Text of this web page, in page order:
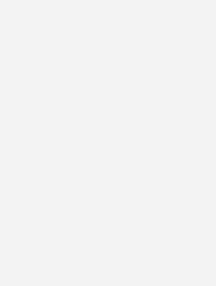
sichtbar, wie Ursache und
– anstatt dies nur aus
erklärt
Steinfurt.
Praxis
Umgebung, in der
simuliert werden können.
auch die Volumenströme an allen
regulieren. Mit präzisen
erzeugt und analysiert
gleichzeitiger Entnahmen auf das